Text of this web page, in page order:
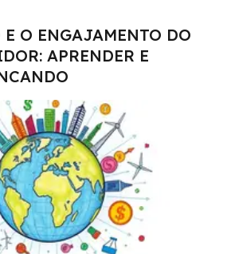
O ENGAJAMENTO DO
APRENDER E